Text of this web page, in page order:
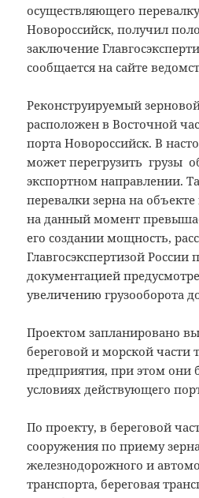
осуществляющего
Новороссийск, получил
заключение
сообщается на сайте
Реконструируемый
расположен в Восточной
порта Новороссийск. В
может перегрузить грузы
экспортном направлении.
перевалки зерна на
на данный момент
его создании мощность,
Главгосэкспертизой России
документацией
увеличению грузооборота
Проектом запланировано
береговой и морской части
предприятия, при этом они
условиях действующего
По проекту, в береговой
сооружения по приему
железнодорожного и
транспорта, береговая